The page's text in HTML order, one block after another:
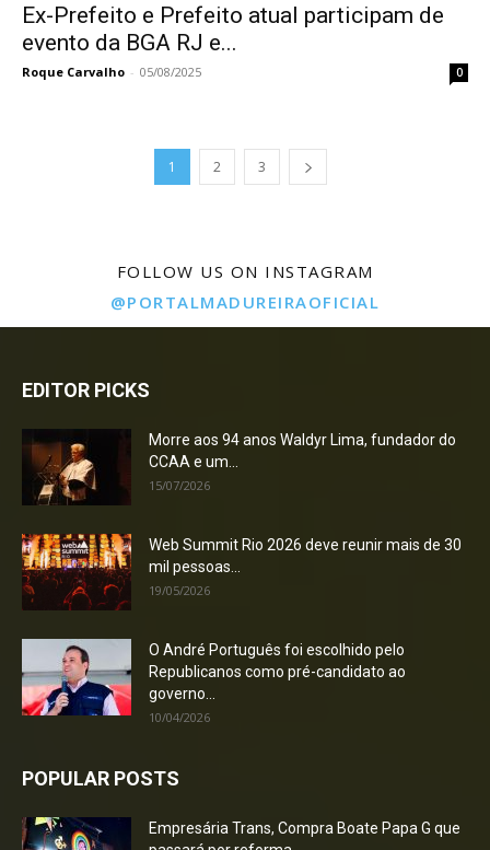
Ex-Prefeito e Prefeito atual participam de
evento da BGA RJ e...
Roque Carvalho - 05/08/2025 0
1 2 3
FOLLOW US ON INSTAGRAM
@PORTALMADUREIRAOFICIAL
EDITOR PICKS
Morre aos 94 anos Waldyr Lima, fundador do
CCAA e um...
15/07/2026
Web Summit Rio 2026 deve reunir mais de 30
mil pessoas...
19/05/2026
O André Português foi escolhido pelo
Republicanos como pré-candidato ao
governo...
10/04/2026
POPULAR POSTS
Empresária Trans, Compra Boate Papa G que